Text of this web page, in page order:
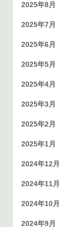
2025年8月
2025年7月
2025年6月
2025年5月
2025年4月
2025年3月
2025年2月
2025年1月
2024年12月
2024年11月
2024年10月
2024年9月